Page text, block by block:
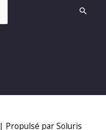
| Propulsé par Soluris